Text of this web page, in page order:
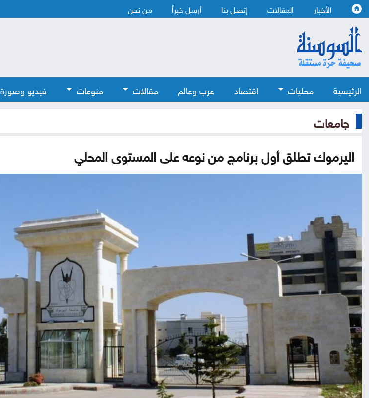
الأخبار المقالات إتصل بنا أرسل خبراً من نحن
الرئيسية محليات اقتصاد عرب وعالم مقالات منوعات فيديو وصورة
جامعات
اليرموك تطلق أول برنامج من نوعه على المستوى المحلي